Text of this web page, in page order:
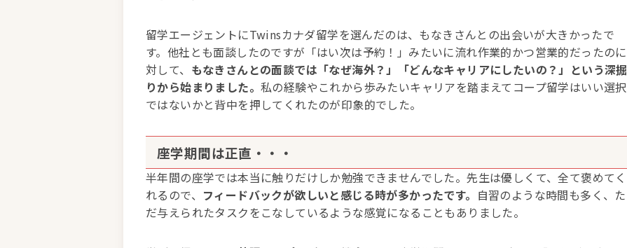
留学エージェントにTwinsカナダ留学を選んだのは、もなきさんとの出会いが大きかったで
す。他社とも面談したのですが「はい次は予約！」みたいに流れ作業的かつ営業的だったのに
対して、 もなきさんとの面談では「なぜ海外？」「どんなキャリアにしたいの？」という深掘
りから始まりました。 私の経験やこれから歩みたいキャリアを踏まえてコープ留学はいい選択
ではないかと背中を押してくれたのが印象的でした。
座学期間は正直・・・
半年間の座学では本当に触りだけしか勉強できませんでした。先生は優しくて、全て褒めてく
れるので、 フィードバックが欲しいと感じる時が多かったです。 自習のような時間も多く、た
だ与えられたタスクをこなしているような感覚になることもありました。